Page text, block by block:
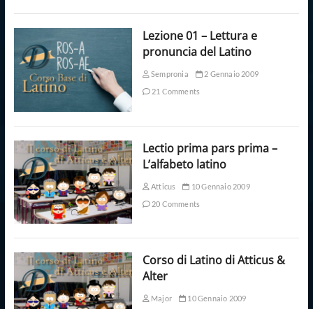
Lezione 01 – Lettura e
pronuncia del Latino
Sempronia
2 Gennaio 2009
21 Comments
Lectio prima pars prima –
L’alfabeto latino
Atticus
10 Gennaio 2009
20 Comments
Corso di Latino di Atticus &
Alter
Major
10 Gennaio 2009